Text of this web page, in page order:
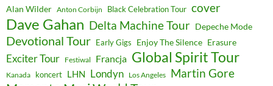
Alan Wilder Anton Corbijn Black Celebration Tour cover
Dave Gahan Delta Machine Tour Depeche Mode
Devotional Tour Early Gigs Enjoy The Silence Erasure
Exciter Tour Festiwal Francja Global Spirit Tour
Kanada koncert LHN Londyn Los Angeles Martin Gore